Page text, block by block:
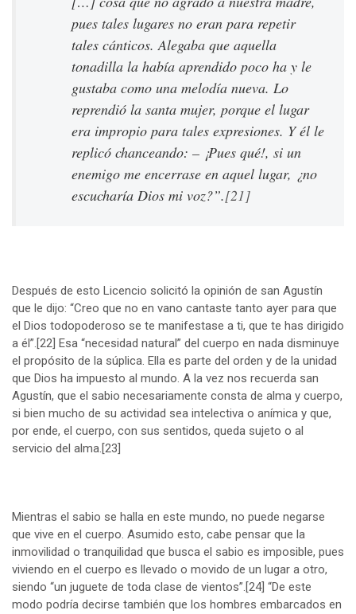
pues tales lugares no eran para repetir
tales cánticos. Alegaba que aquella
tonadilla la había aprendido poco ha y le
gustaba como una melodía nueva. Lo
reprendió la santa mujer, porque el lugar
era impropio para tales expresiones. Y él le
replicó chanceando: – ¡Pues qué!, si un
enemigo me encerrase en aquel lugar, ¿no
escucharía Dios mi voz?”.[21]
Después de esto Licencio solicitó la opinión de san Agustín
que le dijo: “Creo que no en vano cantaste tanto ayer para que
el Dios todopoderoso se te manifestase a ti, que te has dirigido
a él”.[22] Esa “necesidad natural” del cuerpo en nada disminuye
el propósito de la súplica. Ella es parte del orden y de la unidad
que Dios ha impuesto al mundo. A la vez nos recuerda san
Agustín, que el sabio necesariamente consta de alma y cuerpo,
si bien mucho de su actividad sea intelectiva o anímica y que,
por ende, el cuerpo, con sus sentidos, queda sujeto o al
servicio del alma.[23]
Mientras el sabio se halla en este mundo, no puede negarse
que vive en el cuerpo. Asumido esto, cabe pensar que la
inmovilidad o tranquilidad que busca el sabio es imposible, pues
viviendo en el cuerpo es llevado o movido de un lugar a otro,
siendo “un juguete de toda clase de vientos”.[24] “De este
modo podría decirse también que los hombres embarcados en